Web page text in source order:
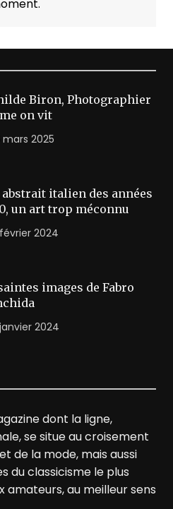
Biron, Photographier
on vit
mars 2025
abstrait italien des années
un art trop méconnu
février 2024
images de Fabro
janvier 2024
dont la ligne,
se situe au croisement
de la mode, mais aussi
du classicisme le plus
amateurs, au meilleur sens